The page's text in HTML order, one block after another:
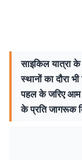
साइकिल यात्रा के
स्थानों का दौरा
पहल के जरिए आम
के प्रति जागरूक